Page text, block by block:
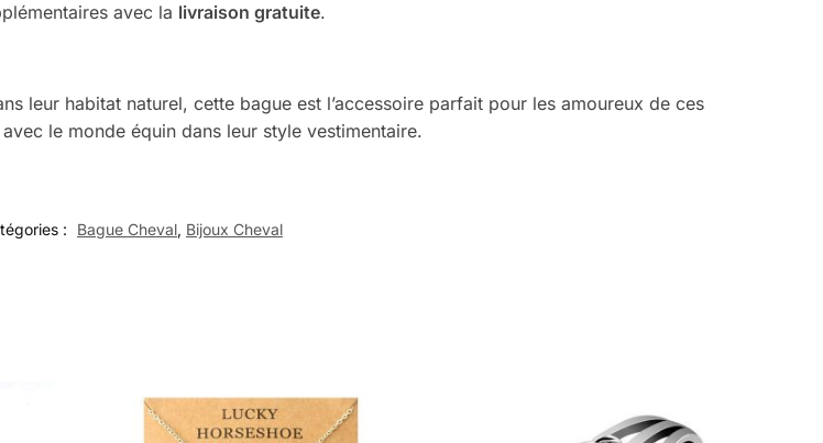
avec la livraison gratuite.
leur habitat naturel, cette bague est l’accessoire parfait pour les amoureux de ces
le monde équin dans leur style vestimentaire.
: Bague Cheval, Bijoux Cheval